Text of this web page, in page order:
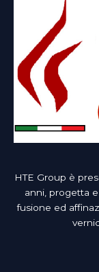
HTE Group è
anni, progetta
fusione ed